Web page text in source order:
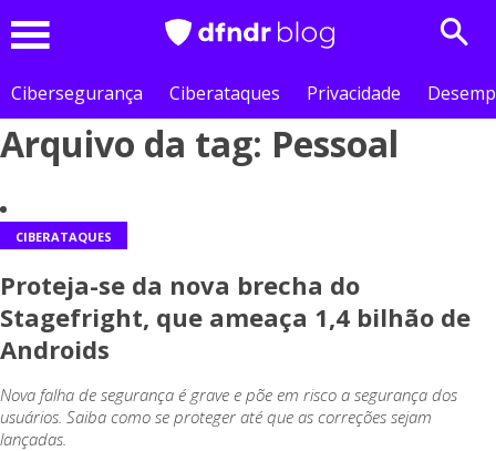
Cibersegurança
Ciberataques Privacidade
Arquivo da tag: Pessoal
CIBERATAQUES
Proteja-se da nova brecha do
Stagefright, que ameaça 1,4 bilhão de
Androids
Nova falha de segurança é grave e põe em risco a segurança dos
usuários. Saiba como se proteger até que as correções sejam
lançadas.